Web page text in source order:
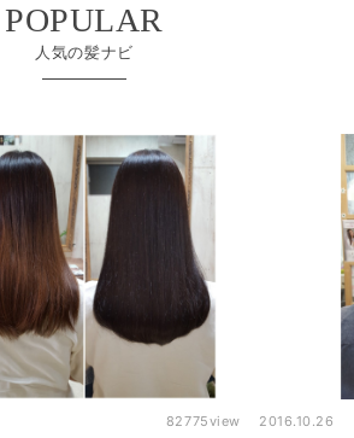
POPULAR
人気の髪ナビ
82775view 2016.10.26